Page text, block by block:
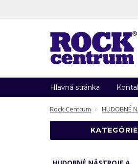
Hlavná stránka
Rock Centrum HUDOBNÉ
KATEGÓRIE